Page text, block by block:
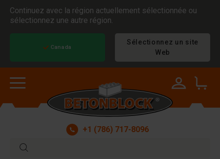
Continuez avec la région actuellement sélectionnée ou
sélectionnez une autre région.
Canada
Sélectionnez un site
Web
+1 (786) 717-8096